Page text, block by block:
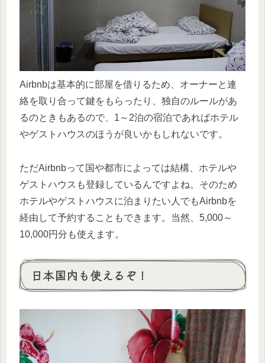
Airbnbは基本的に部屋を借りるため、オーナーと連
絡を取り合って鍵をもらったり、独自のルールがあ
るのときもあるので、1～2泊の宿泊であればホテル
やゲストハウスのほうが良いかもしれないです。
ただAirbnbって国や都市によっては結構、ホテルや
ゲストハウスも登録しているんですよね。そのため
ホテルやゲストハウスに泊まりたい人でもAirbnbを
経由して予約することもできます。当然、5,000～
10,000円分も使えます。
日本国内も使えるぞ！